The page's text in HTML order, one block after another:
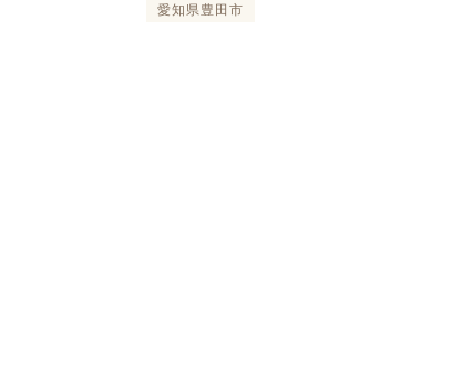
愛知県豊田市